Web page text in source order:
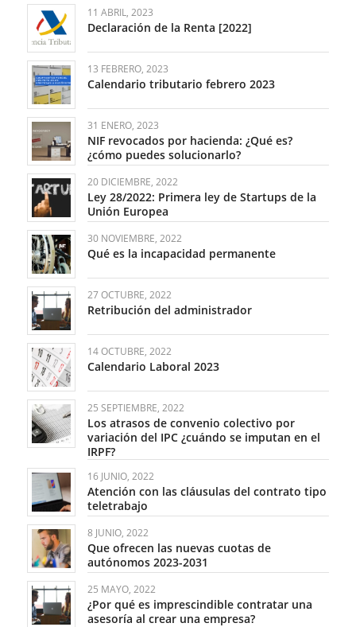
11 ABRIL, 2023
Declaración de la Renta [2022]
13 FEBRERO, 2023
Calendario tributario febrero 2023
31 ENERO, 2023
NIF revocados por hacienda: ¿Qué es?
¿cómo puedes solucionarlo?
20 DICIEMBRE, 2022
Ley 28/2022: Primera ley de Startups de la
Unión Europea
30 NOVIEMBRE, 2022
Qué es la incapacidad permanente
27 OCTUBRE, 2022
Retribución del administrador
14 OCTUBRE, 2022
Calendario Laboral 2023
25 SEPTIEMBRE, 2022
Los atrasos de convenio colectivo por
variación del IPC ¿cuándo se imputan en el
IRPF?
16 JUNIO, 2022
Atención con las cláusulas del contrato tipo
teletrabajo
8 JUNIO, 2022
Que ofrecen las nuevas cuotas de
autónomos 2023-2031
25 MAYO, 2022
¿Por qué es imprescindible contratar una
asesoría al crear una empresa?